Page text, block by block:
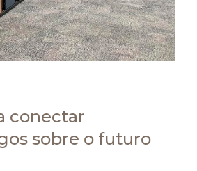
conectar
sobre o futuro